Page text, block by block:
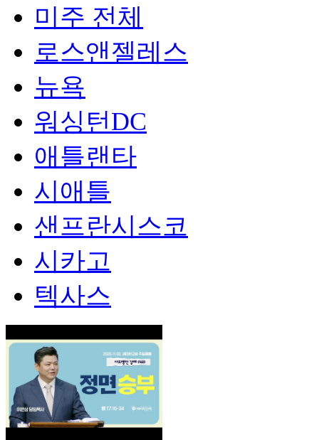
미주 전체
로스앤젤레스
뉴욕
워싱턴DC
애틀랜타
시애틀
샌프란시스코
시카고
텍사스